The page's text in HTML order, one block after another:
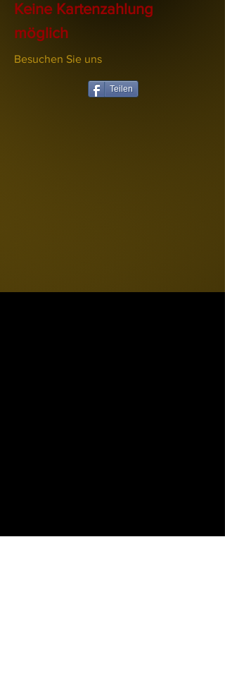
Keine Kartenzahlung
möglich
Besuchen Sie uns
Teilen